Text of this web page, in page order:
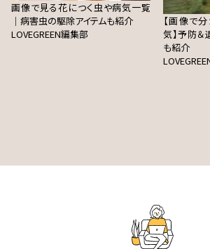
画像で見る花につく虫や病気一覧
｜病害虫の駆除アイテムも紹介
LOVEGREEN編集部
【画像で
気】予防＆
も紹介